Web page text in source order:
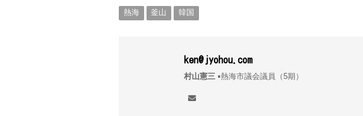
熱海 釜山 韓国
ken@jyohou.com
村山憲三 ▪︎熱海市議会議員（5期）